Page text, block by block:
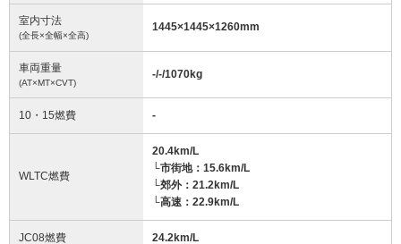
室内寸法
(全長×全幅×全高)
1445×1445×1260mm
車両重量
(AT×MT×CVT)
-/-/1070kg
10・15燃費 -
WLTC燃費
20.4km/L
└市街地：15.6km/L
└郊外：21.2km/L
└高速：22.9km/L
JC08燃費 24.2km/L